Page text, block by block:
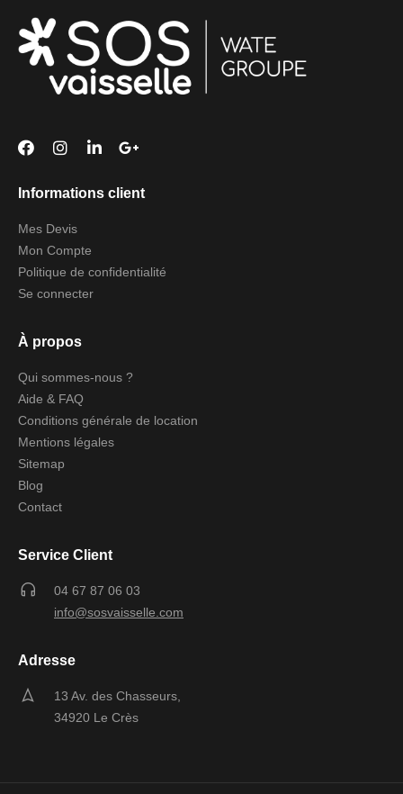
Informations client
Mes Devis
Mon Compte
Politique de confidentialité
Se connecter
À propos
Qui sommes-nous ?
Aide & FAQ
Conditions générale de location
Mentions légales
Sitemap
Blog
Contact
Service Client
04 67 87 06 03
info@sosvaisselle.com
Adresse
13 Av. des Chasseurs,
34920 Le Crès